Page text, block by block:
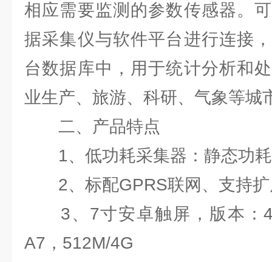
相应需要监测的参数传感器。
据采集仪与软件平台进行连接
台数据库中，用于统计分析和
业生产、旅游、科研、气象等城
二、产品特点
1、低功耗采集器：静态功耗
2、标配GPRS联网、支持扩
3、7寸安卓触屏，版本：
A7，512M/4G